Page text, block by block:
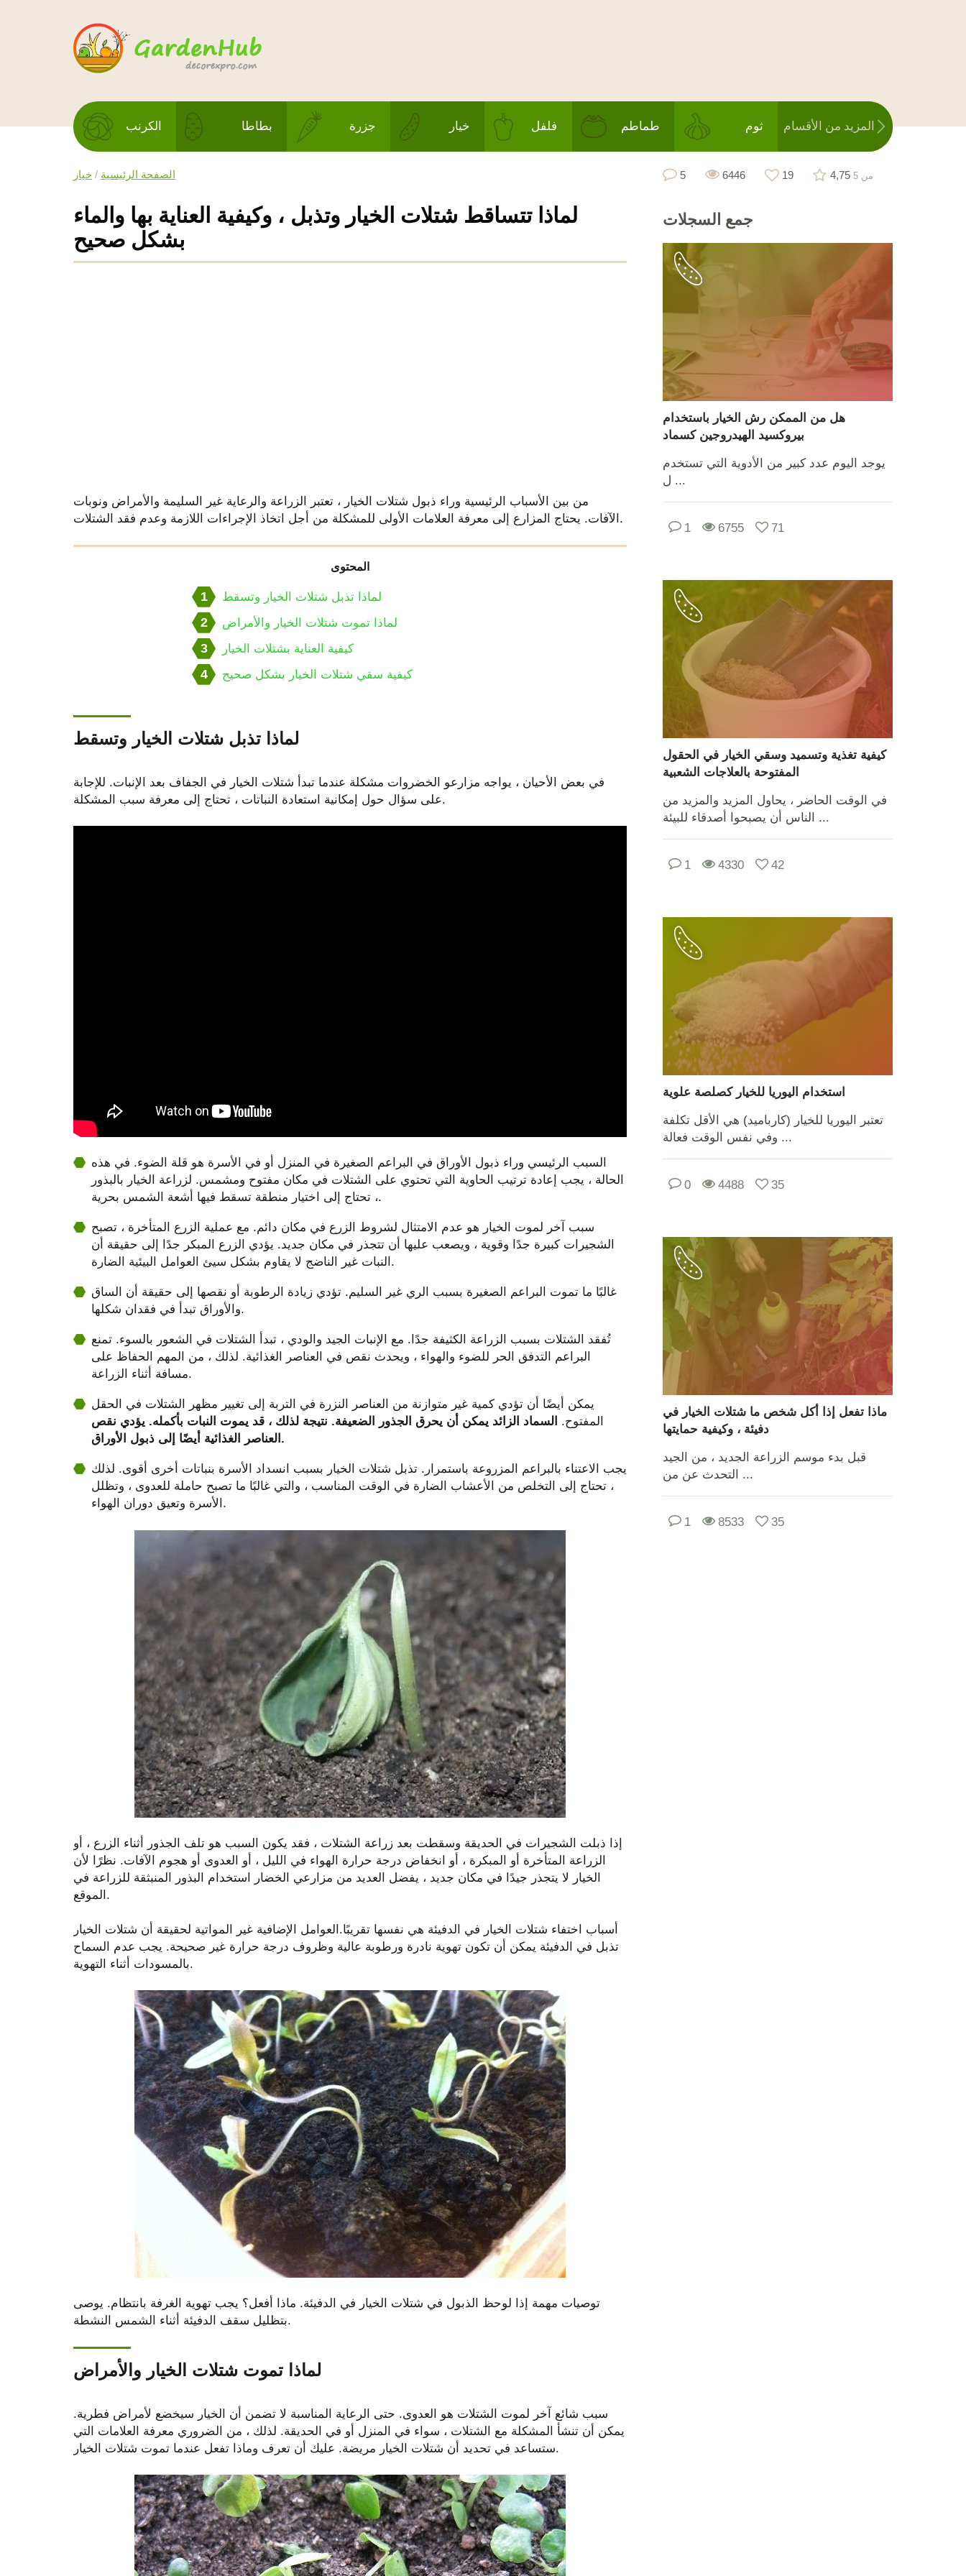
الكرنب بطاطا جزرة خيار فلفل طماطم ثوم المزيد من الأقسام
الصفحة الرئيسية / خيار
لماذا تتساقط شتلات الخيار وتذبل ، وكيفية العناية بها والماء
بشكل صحيح
من بين الأسباب الرئيسية وراء ذبول شتلات الخيار ، تعتبر الزراعة والرعاية غير السليمة والأمراض ونوبات
الآفات. يحتاج المزارع إلى معرفة العلامات الأولى للمشكلة من أجل اتخاذ الإجراءات اللازمة وعدم فقد الشتلات.
المحتوى
1 لماذا تذبل شتلات الخيار وتسقط
2 لماذا تموت شتلات الخيار والأمراض
3 كيفية العناية بشتلات الخيار
4 كيفية سقي شتلات الخيار بشكل صحيح
لماذا تذبل شتلات الخيار وتسقط
في بعض الأحيان ، يواجه مزارعو الخضروات مشكلة عندما تبدأ شتلات الخيار في الجفاف بعد الإنبات. للإجابة
على سؤال حول إمكانية استعادة النباتات ، تحتاج إلى معرفة سبب المشكلة.
السبب الرئيسي وراء ذبول الأوراق في البراعم الصغيرة في المنزل أو في الأسرة هو قلة الضوء. في هذه
الحالة ، يجب إعادة ترتيب الحاوية التي تحتوي على الشتلات في مكان مفتوح ومشمس. لزراعة الخيار بالبذور
، تحتاج إلى اختيار منطقة تسقط فيها أشعة الشمس بحرية.
سبب آخر لموت الخيار هو عدم الامتثال لشروط الزرع في مكان دائم. مع عملية الزرع المتأخرة ، تصبح
الشجيرات كبيرة جدًا وقوية ، ويصعب عليها أن تتجذر في مكان جديد. يؤدي الزرع المبكر جدًا إلى حقيقة أن
النبات غير الناضج لا يقاوم بشكل سيئ العوامل البيئية الضارة.
غالبًا ما تموت البراعم الصغيرة بسبب الري غير السليم. تؤدي زيادة الرطوبة أو نقصها إلى حقيقة أن الساق
والأوراق تبدأ في فقدان شكلها.
تُفقد الشتلات بسبب الزراعة الكثيفة جدًا. مع الإنبات الجيد والودي ، تبدأ الشتلات في الشعور بالسوء. تمنع
البراعم التدفق الحر للضوء والهواء ، ويحدث نقص في العناصر الغذائية. لذلك ، من المهم الحفاظ على
مسافة أثناء الزراعة.
يمكن أيضًا أن تؤدي كمية غير متوازنة من العناصر النزرة في التربة إلى تغيير مظهر الشتلات في الحقل
المفتوح. السماد الزائد يمكن أن يحرق الجذور الضعيفة. نتيجة لذلك ، قد يموت النبات بأكمله. يؤدي نقص
العناصر الغذائية أيضًا إلى ذبول الأوراق.
يجب الاعتناء بالبراعم المزروعة باستمرار. تذبل شتلات الخيار بسبب انسداد الأسرة بنباتات أخرى أقوى. لذلك
، تحتاج إلى التخلص من الأعشاب الضارة في الوقت المناسب ، والتي غالبًا ما تصبح حاملة للعدوى ، وتظلل
الأسرة وتعيق دوران الهواء.
إذا ذبلت الشجيرات في الحديقة وسقطت بعد زراعة الشتلات ، فقد يكون السبب هو تلف الجذور أثناء الزرع ، أو
الزراعة المتأخرة أو المبكرة ، أو انخفاض درجة حرارة الهواء في الليل ، أو العدوى أو هجوم الآفات. نظرًا لأن
الخيار لا يتجذر جيدًا في مكان جديد ، يفضل العديد من مزارعي الخضار استخدام البذور المنبثقة للزراعة في
الموقع.
أسباب اختفاء شتلات الخيار في الدفيئة هي نفسها تقريبًا.العوامل الإضافية غير المواتية لحقيقة أن شتلات الخيار
تذبل في الدفيئة يمكن أن تكون تهوية نادرة ورطوبة عالية وظروف درجة حرارة غير صحيحة. يجب عدم السماح
بالمسودات أثناء التهوية.
توصيات مهمة إذا لوحظ الذبول في شتلات الخيار في الدفيئة. ماذا أفعل؟ يجب تهوية الغرفة بانتظام. يوصى
بتظليل سقف الدفيئة أثناء الشمس النشطة.
لماذا تموت شتلات الخيار والأمراض
سبب شائع آخر لموت الشتلات هو العدوى. حتى الرعاية المناسبة لا تضمن أن الخيار سيخضع لأمراض فطرية.
يمكن أن تنشأ المشكلة مع الشتلات ، سواء في المنزل أو في الحديقة. لذلك ، من الضروري معرفة العلامات التي
ستساعد في تحديد أن شتلات الخيار مريضة. عليك أن تعرف وماذا تفعل عندما تموت شتلات الخيار.
5 6446 19 4,75 من 5
جمع السجلات
هل من الممكن رش الخيار باستخدام
بيروكسيد الهيدروجين كسماد
يوجد اليوم عدد كبير من الأدوية التي تستخدم
ل ...
1 6755 71
كيفية تغذية وتسميد وسقي الخيار في الحقول
المفتوحة بالعلاجات الشعبية
في الوقت الحاضر ، يحاول المزيد والمزيد من
الناس أن يصبحوا أصدقاء للبيئة ...
1 4330 42
استخدام اليوريا للخيار كصلصة علوية
تعتبر اليوريا للخيار (كارباميد) هي الأقل تكلفة
وفي نفس الوقت فعالة ...
0 4488 35
ماذا تفعل إذا أكل شخص ما شتلات الخيار في
دفيئة ، وكيفية حمايتها
قبل بدء موسم الزراعة الجديد ، من الجيد
التحدث عن من ...
1 8533 35